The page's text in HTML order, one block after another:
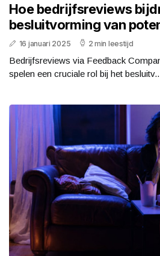
Hoe bedrijfsreviews
besluitvorming van
16 januari 2025 2 min leestijd
Bedrijfsreviews via Feedback
spelen een cruciale rol bij het